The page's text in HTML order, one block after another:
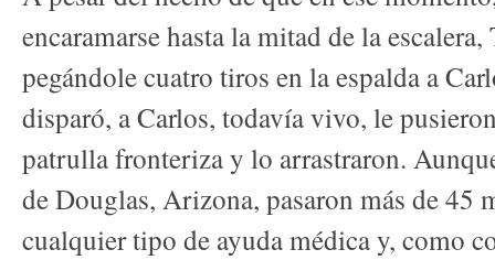
encaramarse hasta la mitad de la
pegándole cuatro tiros en la espalda a
disparó, a Carlos, todavía vivo, le
patrulla fronteriza y lo arrastraron.
de Douglas, Arizona, pasaron más de 45
cualquier tipo de ayuda médica y, como